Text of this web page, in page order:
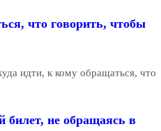
что говорить, чтобы
идти, к кому обращаться, что
билет, не обращаясь в